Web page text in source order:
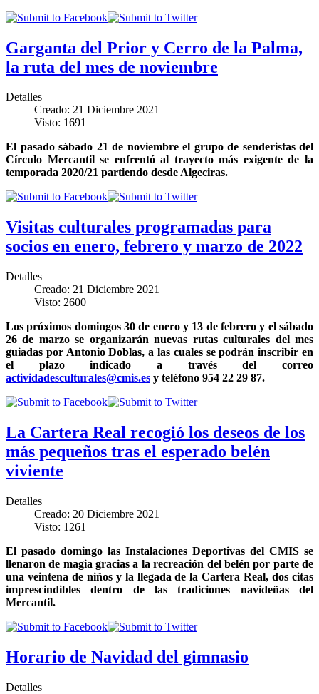
Garganta del Prior y Cerro de la Palma,
la ruta del mes de noviembre
Detalles
Creado: 21 Diciembre 2021
Visto: 1691
El pasado sábado 21 de noviembre el grupo de senderistas del
Círculo Mercantil se enfrentó al trayecto más exigente de la
temporada 2020/21 partiendo desde Algeciras.
Visitas culturales programadas para
socios en enero, febrero y marzo de 2022
Detalles
Creado: 21 Diciembre 2021
Visto: 2600
Los próximos domingos 30 de enero y 13 de febrero y el sábado
26 de marzo se organizarán nuevas rutas culturales del mes
guiadas por Antonio Doblas, a las cuales se podrán inscribir en
el plazo indicado a través del correo
actividadesculturales@cmis.es y teléfono 954 22 29 87.
La Cartera Real recogió los deseos de los
más pequeños tras el esperado belén
viviente
Detalles
Creado: 20 Diciembre 2021
Visto: 1261
El pasado domingo las Instalaciones Deportivas del CMIS se
llenaron de magia gracias a la recreación del belén por parte de
una veintena de niños y la llegada de la Cartera Real, dos citas
imprescindibles dentro de las tradiciones navideñas del
Mercantil.
Horario de Navidad del gimnasio
Detalles